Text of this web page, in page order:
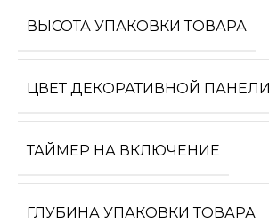
ВЫСОТА УПАКОВКИ ТОВАРА
ЦВЕТ ДЕКОРАТИВНОЙ ПАНЕЛИ
ТАЙМЕР НА ВКЛЮЧЕНИЕ
ГЛУБИНА УПАКОВКИ ТОВАРА